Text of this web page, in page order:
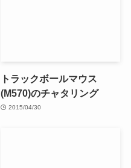
トラックボールマウス
(M570)のチャタリング
2015/04/30